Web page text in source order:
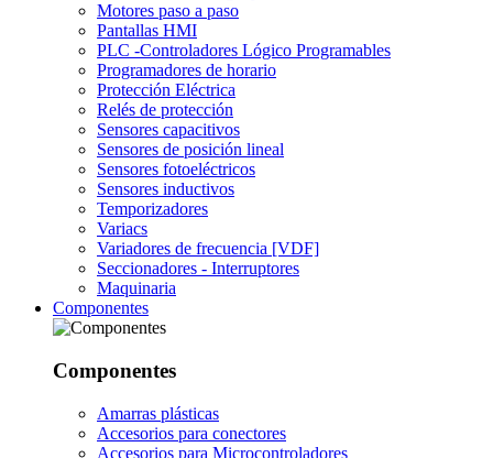
Motores paso a paso
Pantallas HMI
PLC -Controladores Lógico Programables
Programadores de horario
Protección Eléctrica
Relés de protección
Sensores capacitivos
Sensores de posición lineal
Sensores fotoeléctricos
Sensores inductivos
Temporizadores
Variacs
Variadores de frecuencia [VDF]
Seccionadores - Interruptores
Maquinaria
Componentes
Componentes
Amarras plásticas
Accesorios para conectores
Accesorios para Microcontroladores